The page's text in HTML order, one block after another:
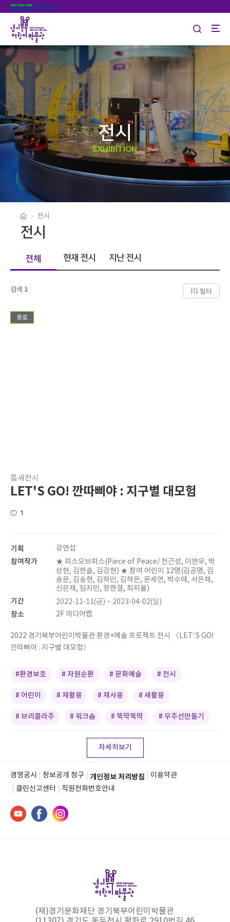
전시
EXHIBITION
전시
전시
전체 현재 전시 지난 전시
검색 1 필터
종료
틈새전시
LET'S GO! 깐따삐야 : 지구별 대모험
1
기획 강연섭
참여작가
★ 피스오브피스(Piece of Peace/ 천근성, 이연우, 박
상현, 김한솔, 김강현) ★ 참여 어린이 12명(김공명, 김
송운, 김송현, 김하민, 김하은, 문세연, 박수애, 서은채,
신은재, 임지민, 장한결, 최지율)
기간 2022-11-11(금) ~ 2023-04-02(일)
장소 2F 미디어랩
2022 경기북부어린이박물관 환경+예술 프로젝트 전시 《LET’S GO!
깐따삐야 : 지구별 대모험》
#환경보호 # 자원순환 # 문화예술 # 전시
# 어린이 # 재활용 # 재사용 # 새활용
# 브리콜라주 # 워크숍 # 뚝딱뚝딱 # 우주선만들기
자세히보기
경영공시 정보공개 청구 개인정보 처리방침
이용약관
클린신고센터
직원전화번호안내
(재)경기문화재단 경기북부어린이박물관